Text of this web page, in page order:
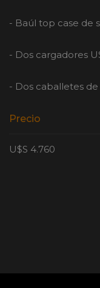
- Baúl top case de
- Dos cargadores
- Dos caballetes
Precio
U$S 4.760